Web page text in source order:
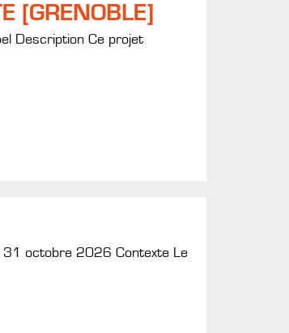
[GRENOBLE]
Description Ce projet
31 octobre 2026 Contexte Le